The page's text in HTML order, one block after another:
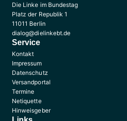
Die Linke im Bundestag
Platz der Republik 1
11011 Berlin
dialog@dielinkebt.de
Service
Kontakt
Impressum
Datenschutz
Versandportal
Termine
Netiquette
Hinweisgeber